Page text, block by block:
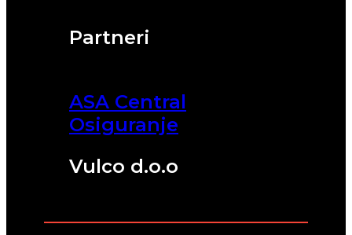
Partneri
ASA Central
Osiguranje
Vulco d.o.o